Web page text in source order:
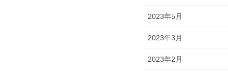
2023年5月
2023年3月
2023年2月